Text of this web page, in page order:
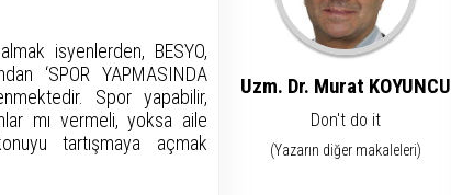
Uzm. Dr. Murat KOYUNCU
Don't do it
(Yazarın diğer makaleleri)
isyenlerden, BESYO,
‘SPOR YAPMASINDA
Spor yapabilir,
mı vermeli, yoksa aile
tartışmaya açmak